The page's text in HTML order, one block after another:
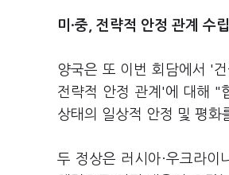
미·중, 전략적 안정 관계 수
양국은 또 이번 회담에서 '
전략적 안정 관계'에 대해 "
상태의 일상적 안정 및 평화
두 정상은 러시아·우크라이